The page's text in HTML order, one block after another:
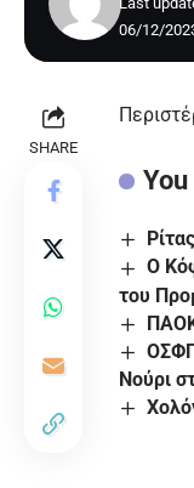
06/12/
SHARE
Ο
του
Νούρι